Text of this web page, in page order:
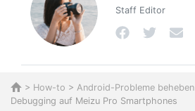
Staff Editor
> How-to > Android-Probleme beheben
Debugging auf Meizu Pro Smartphones